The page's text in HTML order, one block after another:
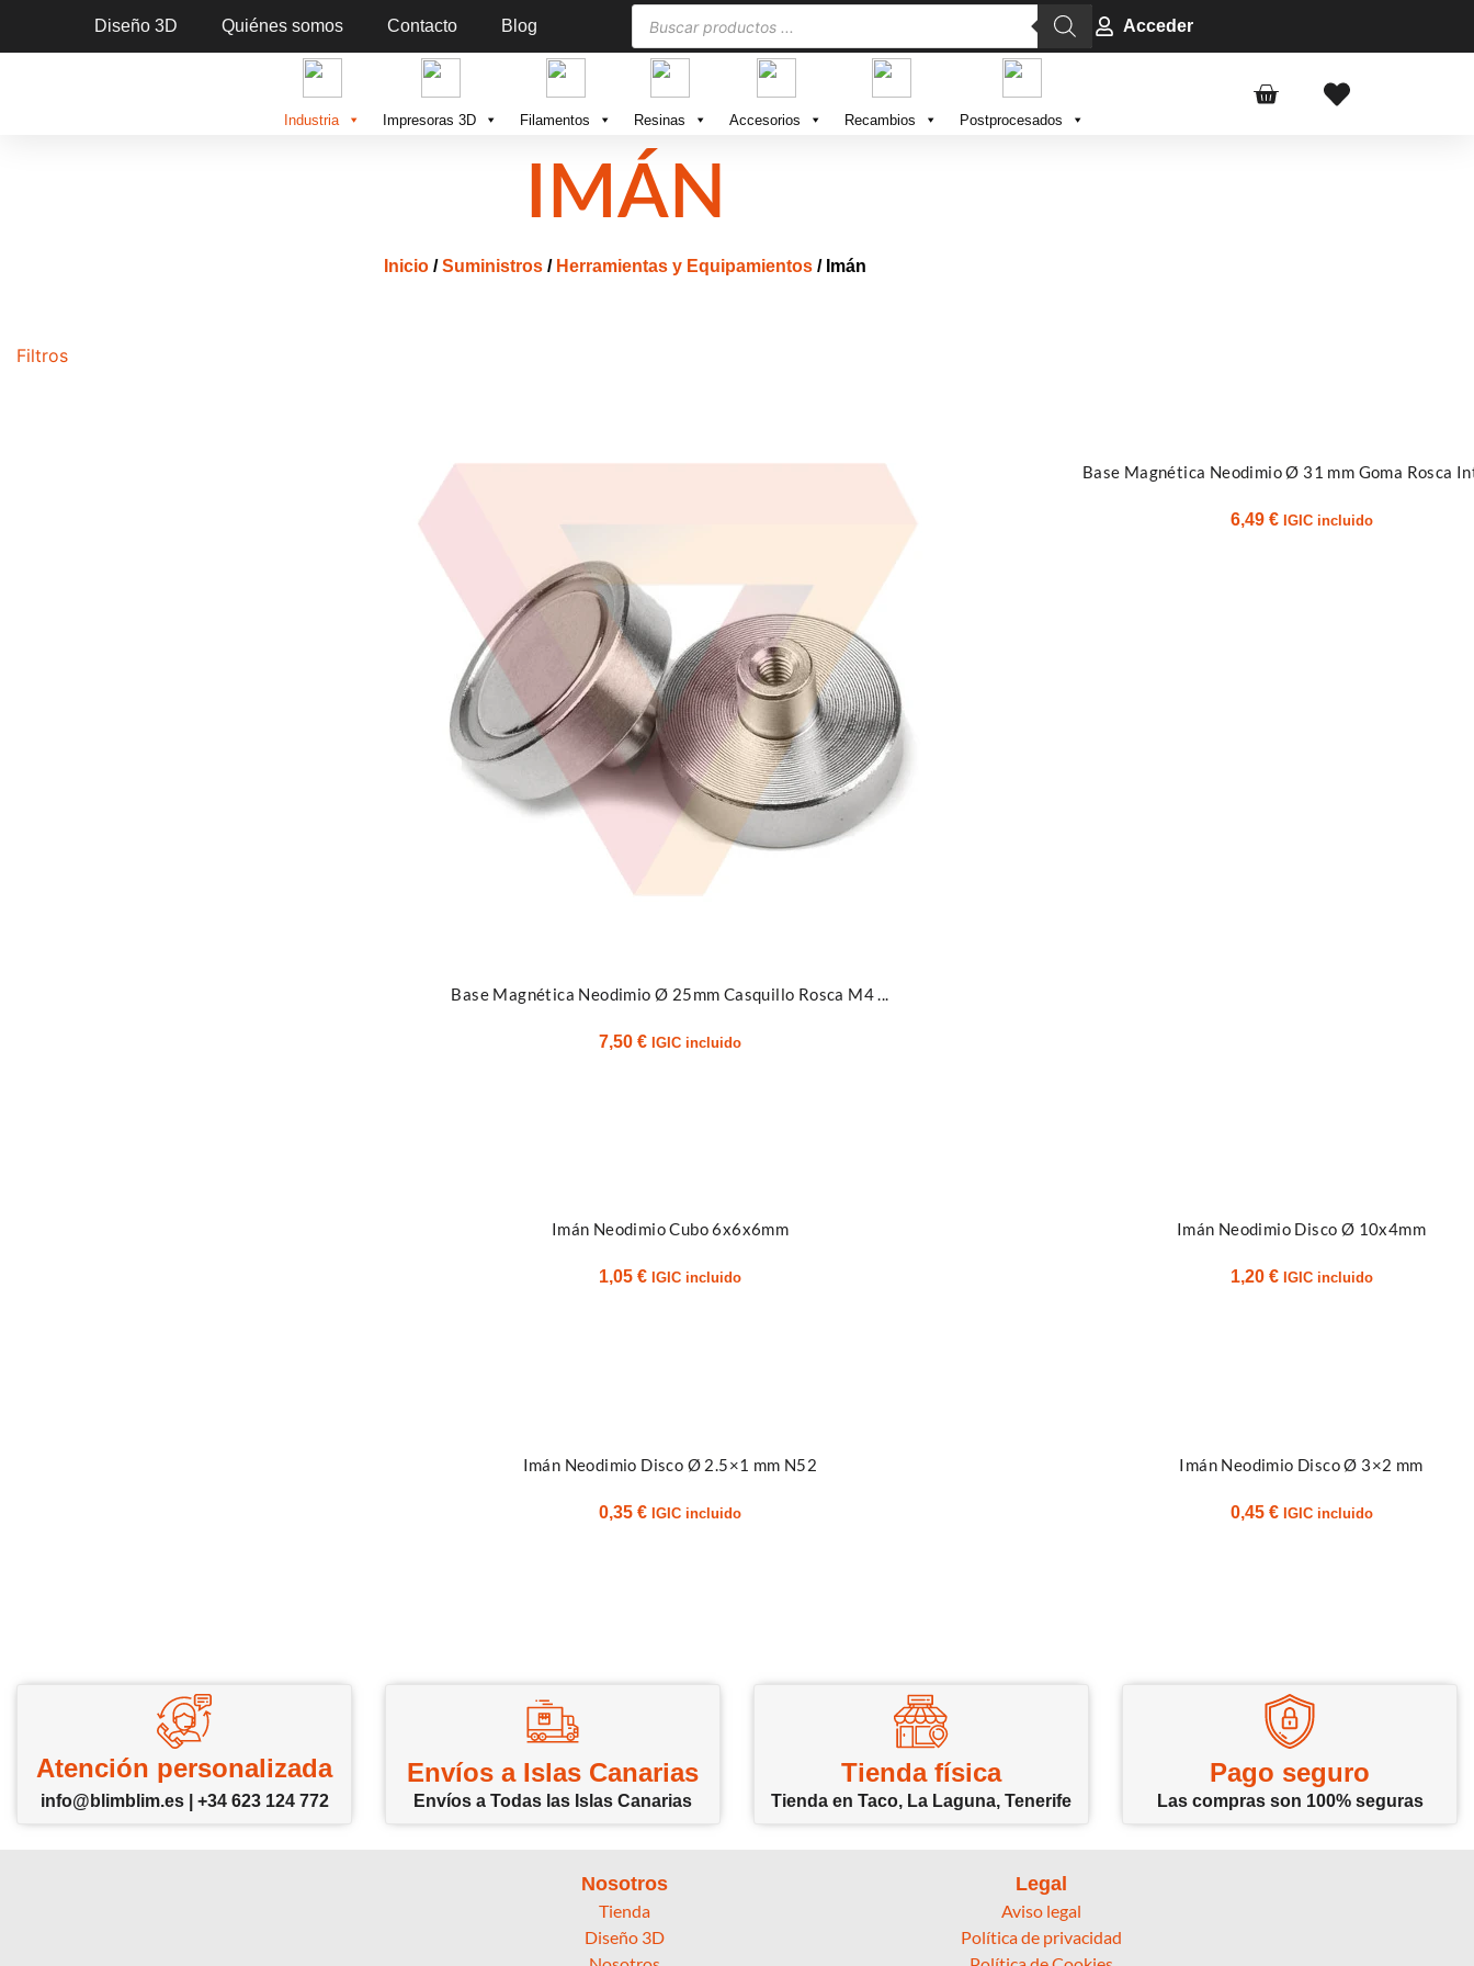
Diseño 3D Quiénes somos Contacto Blog Acceder
Industria Impresoras 3D Filamentos Resinas Accesorios Recambios Postprocesados
IMÁN
Inicio /Suministros / Herramientas y Equipamientos / Imán
Filtros
Base Magnética Neodimio Ø 25mm Casquillo Rosca M4 ...
7,50 € IGIC incluido
Base Magnética Neodimio Ø 31 mm Goma Rosca
6,49 € IGIC incluido
Imán Neodimio Cubo 6x6x6mm
1,05 € IGIC incluido
Imán Neodimio Disco Ø 10x4mm
1,20 € IGIC incluido
Imán Neodimio Disco Ø 2.5×1 mm N52
0,35 € IGIC incluido
Imán Neodimio Disco Ø 3×2 mm
0,45 € IGIC incluido
Atención personalizada
info@blimblim.es | +34 623 124 772
Envíos a Islas Canarias
Envíos a Todas las Islas Canarias
Tienda física
Tienda en Taco, La Laguna, Tenerife
Pago seguro
Las compras son 100% seguras
Nosotros
Tienda
Diseño 3D
Legal
Aviso legal
Política de privacidad